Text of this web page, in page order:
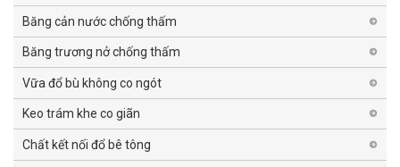
Băng cản nước chống thấm
Băng trương nở chống thấm
Vữa đổ bù không co ngót
Keo trám khe co giãn
Chất kết nối đổ bê tông